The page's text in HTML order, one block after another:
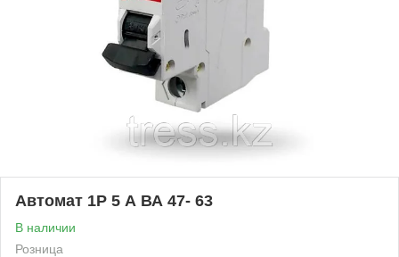
Автомат 1Р 5 А ВА 47- 63
В наличии
Розница